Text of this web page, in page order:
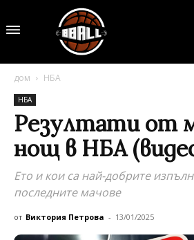
дом НБА
НБА
Резултати от
нощ в НБА
Ето и кои са най-добрите
последните мачове
от Виктория Петрова - 13/01/2025